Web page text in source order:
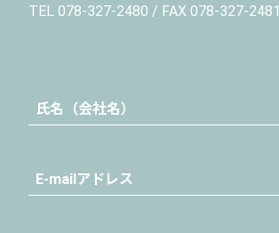
TEL 078-327-2480 / FAX 078-327-2481